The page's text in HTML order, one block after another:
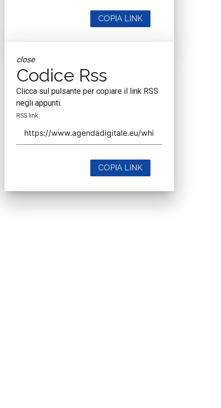
COPIA LINK
close
Codice Rss
Clicca sul pulsante per copiare il link RSS
negli appunti.
RSS link
COPIA LINK